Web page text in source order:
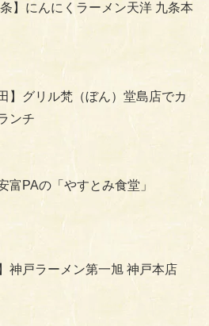
条】にんにくラーメン天洋 九条本
】グリル梵（ぼん）堂島店でカ
ンチ
富PAの「やすとみ食堂」
神戸ラーメン第一旭 神戸本店